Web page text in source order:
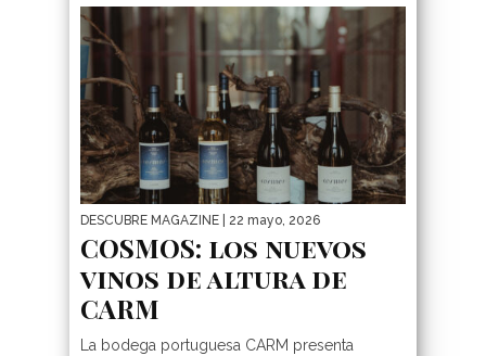
DESCUBRE MAGAZINE | 22 mayo, 2026
COSMOS: los nuevos
vinos de altura de
CARM
La bodega portuguesa CARM presenta